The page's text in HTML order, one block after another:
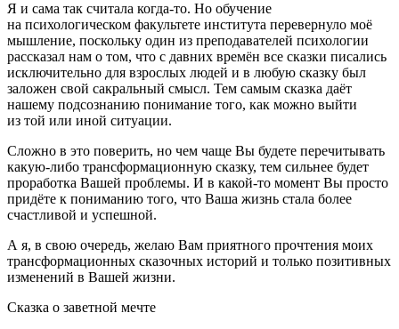
Я и сама так считала когда-то. Но обучение
на психологическом факультете института перевернуло моё
мышление, поскольку один из преподавателей психологии
рассказал нам о том, что с давних времён все сказки писались
исключительно для взрослых людей и в любую сказку был
заложен свой сакральный смысл. Тем самым сказка даёт
нашему подсознанию понимание того, как можно выйти
из той или иной ситуации.
Сложно в это поверить, но чем чаще Вы будете перечитывать
какую-либо трансформационную сказку, тем сильнее будет
проработка Вашей проблемы. И в какой-то момент Вы просто
придёте к пониманию того, что Ваша жизнь стала более
счастливой и успешной.
А я, в свою очередь, желаю Вам приятного прочтения моих
трансформационных сказочных историй и только позитивных
изменений в Вашей жизни.
Сказка о заветной мечте